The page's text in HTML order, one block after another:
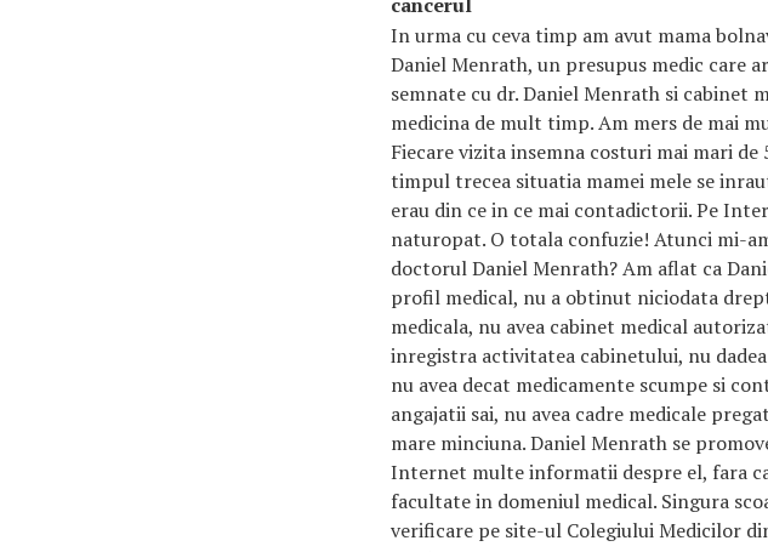
In urma cu ceva timp am avut mama
Daniel Menrath, un presupus medic care
semnate cu dr. Daniel Menrath si cabinet
medicina de mult timp. Am mers de mai
Fiecare vizita insemna costuri mai mari
timpul trecea situatia mamei mele se
erau din ce in ce mai contadictorii. Pe
naturopat. O totala confuzie! Atunci mi-
doctorul Daniel Menrath? Am aflat ca
profil medical, nu a obtinut niciodata
medicala, nu avea cabinet medical
inregistra activitatea cabinetului, nu
nu avea decat medicamente scumpe si
angajatii sai, nu avea cadre medicale
mare minciuna. Daniel Menrath se
Internet multe informatii despre el, fara
facultate in domeniul medical. Singura
verificare pe site-ul Colegiului Medicilor